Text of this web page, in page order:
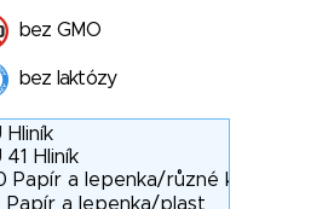
bez GMO
bez laktózy